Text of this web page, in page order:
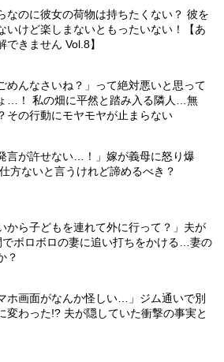
なのに彼女の荷物は持ちたくない？ 彼を
いけど楽しまないともったいない！【あ
できません Vol.8】
めんなさいね？」って絶対悪いと思って
…！ 私の畑に平然と踏み入る隣人…無
その行動にモヤモヤが止まらない
言が許せない…！」嫁が義母に怒り爆
方ないと言うけれど諦めるべき？
から子どもを連れて外に行って？」夫が
でボロボロの妻に追い打ちをかける…妻の
？
ホ画面がなんか怪しい…」ジム通いで別
変わった!? 夫が隠していた衝撃の事実と